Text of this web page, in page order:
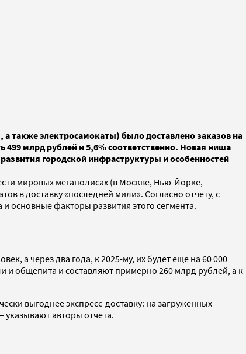
также электросамокаты) было доставлено заказов на
499 млрд рублей и 5,6% соответственно. Новая ниша
городской инфраструктуры и особенностей
мировых мегаполисах (в Москве, Нью-Йорке,
в доставку «последней мили». Согласно отчету, с
основные факторы развития этого сегмента.
а через два года, к 2025-му, их будет еще на 60 000
и общепита и составляют примерно 260 млрд рублей, а к
выгоднее экспресс-доставку: на загруженных
указывают авторы отчета.